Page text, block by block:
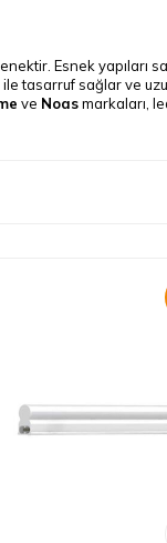
Esnek yapıları
tasarruf sağlar ve
ve Noasmarkaları,